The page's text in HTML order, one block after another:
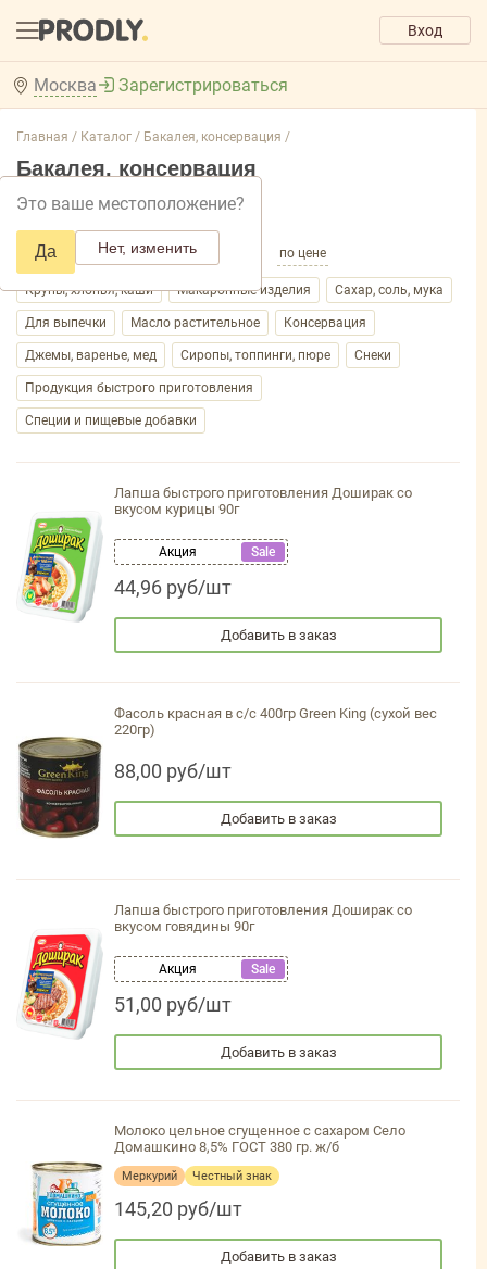
Вход
Москва
Это ваше местоположение?
Да Нет, изменить
Зарегистрироваться
Главная / Каталог / Бакалея, консервация /
Бакалея, консервация
Добавить фильтр товаров
по популярности по названию по цене
Крупы, хлопья, каши Макаронные изделия Сахар, соль, мука
Для выпечки Масло растительное Консервация
Джемы, варенье, мед Сиропы, топпинги, пюре Снеки
Продукция быстрого приготовления
Специи и пищевые добавки
Лапша быстрого приготовления Доширак со
вкусом курицы 90г
Акция Sale
44,96 руб/шт
Добавить в заказ
Фасоль красная в с/с 400гр Green King (сухой вес
220гр)
88,00 руб/шт
Добавить в заказ
Лапша быстрого приготовления Доширак со
вкусом говядины 90г
Акция Sale
51,00 руб/шт
Добавить в заказ
Молоко цельное сгущенное с сахаром Село
Домашкино 8,5% ГОСТ 380 гр. ж/б
Меркурий Честный знак
145,20 руб/шт
Добавить в заказ